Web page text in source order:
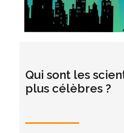
Qui sont les
plus célèbres ?